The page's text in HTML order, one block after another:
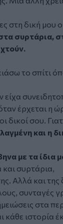
στη δική μου
συρτάρια,
το σπίτι
έρχεται η
δικοί σου.
και η
με τα ίδια
και συρτάρια,
Αλλά και της
συνταγές
στα
κάθε ιστορία